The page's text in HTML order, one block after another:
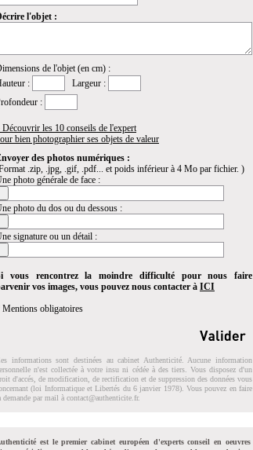
l'objet :
de l'objet (en cm) :
:
Largeur :
:
Découvrir les 10 conseils de l'expert
bien photographier ses objets de valeur
des photos numériques :
.zip, .jpg, .gif, .pdf... et poids inférieur à 4 Mo par fichier. )
photo générale de face :
photo du dos ou du dessous :
signature ou un détail :
vous rencontrez la moindre difficulté pour nous faire
vos images, vous pouvez nous contacter à ICI
obligatoires
informations sont destinées au cabinet Authenticité. Aucune information
n'est collectée à votre insu ni cédée à des tiers. Vous disposez d'un
d'accés, de modification, de rectification et de suppression des données vous
(loi Informatique et Libertés du 6 janvier 1978). Vous pouvez en faire
demande par mail à contact@authenticite.fr.
est le premier cabinet européen d'experts conseil en oeuvres